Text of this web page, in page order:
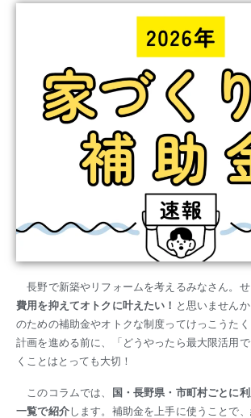
長野で新築やリフォームを考えるみなさん。せ
費用を抑えてオトクに叶えたい！ と思いません
のための補助金やオトクな制度ってけっこうたく
計画を進める前に、「どうやったら最大限活用
くことはとっても大切！
このコラムでは、 国・長野県・市町村ごとに
一覧で紹介します。補助金を上手に使うことで